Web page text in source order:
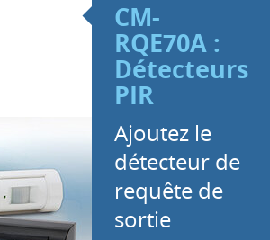
CM-
RQE70A :
Détecteurs
PIR
Ajoutez le
détecteur de
requête de
sortie